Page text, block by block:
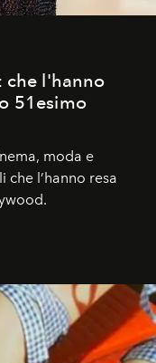
che l'hanno
51esimo
moda e
l’hanno resa